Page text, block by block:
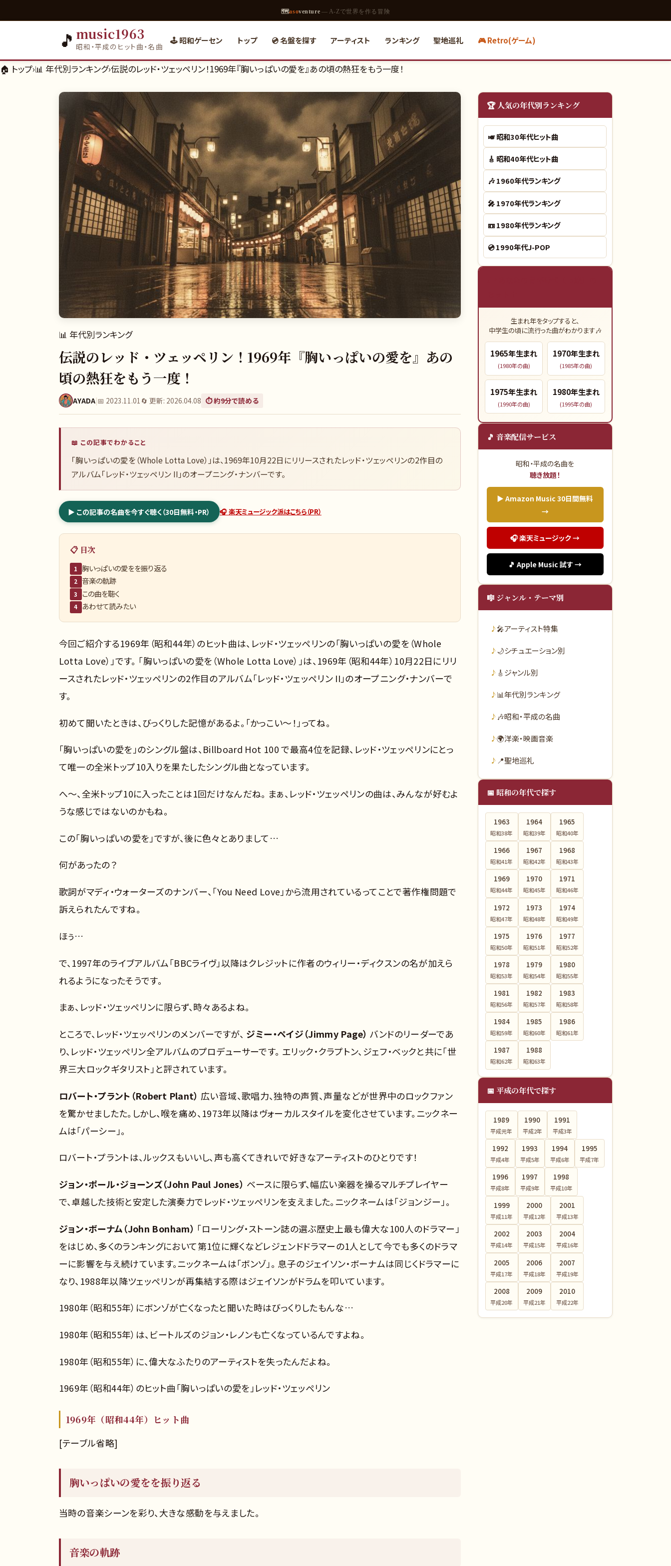
🗺asoventure — A-Zで世界を作る冒険
🎵 music1963
昭和・平成のヒット曲・名曲
🕹️ 昭和ゲーセン トップ 💿 名盤を探す アーティスト ランキング 聖地巡礼 🎮 Retro(ゲーム)
🏠 トップ›📊 年代別ランキング›伝説のレッド・ツェッペリン！1969年『胸いっぱいの愛を』あの頃の熱狂をもう一度！
📊 年代別ランキング
伝説のレッド・ツェッペリン！1969年『胸いっぱいの愛を』あの
頃の熱狂をもう一度！
AYADA|📅 2023.11.01 🔄 更新: 2026.04.08 ⏱️ 約9分で読める
📖 この記事でわかること
「胸いっぱいの愛を（Whole Lotta Love）」は、1969年10月22日にリリースされたレッド・ツェッペリンの2作目の
アルバム「レッド・ツェッペリン II」のオープニング・ナンバーです。
▶ この記事の名曲を今すぐ聴く（30日無料・PR） 🎧 楽天ミュージック派はこちら（PR）
📋 目次
1 胸いっぱいの愛をを振り返る
2 音楽の軌跡
3 この曲を聴く
4 あわせて読みたい
今回ご紹介する1969年（昭和44年）のヒット曲は、レッド・ツェッペリンの「胸いっぱいの愛を（Whole
Lotta Love）」です。 「胸いっぱいの愛を（Whole Lotta Love）」は、1969年（昭和44年）10月22日にリリ
ースされたレッド・ツェッペリンの2作目のアルバム「レッド・ツェッペリン II」のオープニング・ナンバーで
す。
初めて聞いたときは、びっくりした記憶があるよ。「かっこい～！」ってね。
「胸いっぱいの愛を」のシングル盤は、Billboard Hot 100 で最高4位を記録、レッド・ツェッペリンにとっ
て唯一の全米トップ10入りを果たしたシングル曲となっています。
へ～、全米トップ10に入ったことは1回だけなんだね。 まぁ、レッド・ツェッペリンの曲は、みんなが好むよ
うな感じではないのかもね。
この「胸いっぱいの愛を」ですが、後に色々とありまして…
何があったの？
歌詞がマディ・ウォーターズのナンバー、「You Need Love」から流用されているってことで著作権問題で
訴えられたんですね。
ほぅ…
で、1997年のライブアルバム「BBCライヴ」以降はクレジットに作者のウィリー・ディクスンの名が加えら
れるようになったそうです。
まぁ、レッド・ツェッペリンに限らず、時々あるよね。
ところで、レッド・ツェッペリンのメンバーですが、 ジミー・ペイジ（Jimmy Page） バンドのリーダーであ
り、レッド・ツェッペリン全アルバムのプロデューサーです。 エリック・クラプトン、ジェフ・ベックと共に「世
界三大ロックギタリスト」と評されています。
ロバート・プラント（Robert Plant） 広い音域、歌唱力、独特の声質、声量などが世界中のロックファン
を驚かせましたた。しかし、喉を痛め、1973年以降はヴォーカルスタイルを変化させています。ニックネー
ムは「パーシー」。
ロバート・プラントは、ルックスもいいし、声も高くてきれいで好きなアーティストのひとりです！
ジョン・ポール・ジョーンズ（John Paul Jones） ベースに限らず、幅広い楽器を操るマルチプレイヤー
で、卓越した技術と安定した演奏力でレッド・ツェッペリンを支えました。ニックネームは「ジョンジー」。
ジョン・ボーナム（John Bonham） 「ローリング・ストーン誌の選ぶ歴史上最も偉大な100人のドラマー」
をはじめ、多くのランキングにおいて第1位に輝くなどレジェンドドラマーの1人として今でも多くのドラマ
ーに影響を与え続けています。ニックネームは「ボンゾ」。 息子のジェイソン・ボーナムは同じくドラマーに
なり、1988年以降ツェッペリンが再集結する際はジェイソンがドラムを叩いています。
1980年（昭和55年）にボンゾが亡くなったと聞いた時はびっくりしたもんな…
1980年（昭和55年）は、ビートルズのジョン・レノンも亡くなっているんですよね。
1980年（昭和55年）に、偉大なふたりのアーティストを失ったんだよね。
1969年（昭和44年）のヒット曲「胸いっぱいの愛を」レッド・ツェッペリン
1969年（昭和44年）ヒット曲
[テーブル省略]
胸いっぱいの愛をを振り返る
当時の音楽シーンを彩り、大きな感動を与えました。
音楽の軌跡
🏆 人気の年代別ランキング
🎺昭和30年代ヒット曲
🎸 昭和40年代ヒット曲
🎶1960年代ランキング
🎤1970年代ランキング
📼1980年代ランキング
💿1990年代J-POP
生まれ年をタップすると、
中学生の頃に流行った曲がわかります🎶
1965年生まれ
(1980年の曲)
1970年生まれ
(1985年の曲)
1975年生まれ
(1990年の曲)
1980年生まれ
(1995年の曲)
🎵 音楽配信サービス
昭和・平成の名曲を
聴き放題！
▶ Amazon Music 30日間無料
→
🎧 楽天ミュージック →
🎵 Apple Music 試す →
🎼 ジャンル・テーマ別
🎤アーティスト特集
🌙シチュエーション別
🎸ジャンル別
📊年代別ランキング
🎶昭和・平成の名曲
🌍洋楽・映画音楽
📍聖地巡礼
📅 昭和の年代で探す
1963
昭和38年
1964
昭和39年
1965
昭和40年
1966
昭和41年
1967
昭和42年
1968
昭和43年
1969
昭和44年
1970
昭和45年
1971
昭和46年
1972
昭和47年
1973
昭和48年
1974
昭和49年
1975
昭和50年
1976
昭和51年
1977
昭和52年
1978
昭和53年
1979
昭和54年
1980
昭和55年
1981
昭和56年
1982
昭和57年
1983
昭和58年
1984
昭和59年
1985
昭和60年
1986
昭和61年
1987
昭和62年
1988
昭和63年
📅 平成の年代で探す
1989
平成元年
1990
平成2年
1991
平成3年
1992
平成4年
1993
平成5年
1994
平成6年
1995
平成7年
1996
平成8年
1997
平成9年
1998
平成10年
1999
平成11年
2000
平成12年
2001
平成13年
2002
平成14年
2003
平成15年
2004
平成16年
2005
平成17年
2006
平成18年
2007
平成19年
2008
平成20年
2009
平成21年
2010
平成22年